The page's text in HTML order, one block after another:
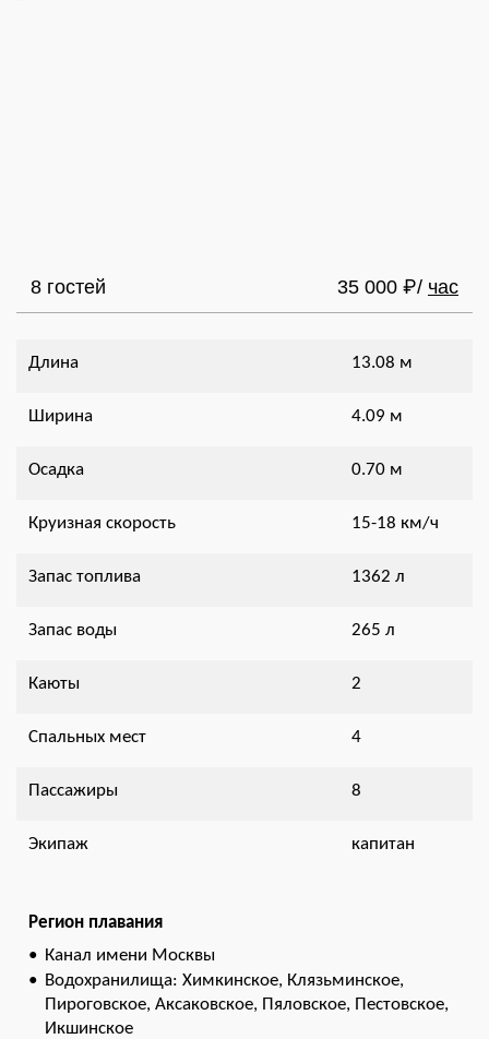
8 гостей 35 000 ₽/ час
Длина 13.08 м
Ширина 4.09 м
Осадка 0.70 м
Круизная скорость 15-18 км/ч
Запас топлива 1362 л
Запас воды 265 л
Каюты 2
Спальных мест 4
Пассажиры 8
Экипаж капитан
Регион плавания
Канал имени Москвы
Водохранилища: Химкинское, Клязьминское,
Пироговское, Аксаковское, Пяловское, Пестовское,
Икшинское